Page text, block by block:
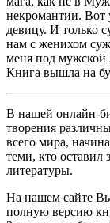
некромантии. Вот
девицу. И только
нам с женихом
меня под мужской
Книга вышла на
В нашей онлайн-
творения
всего мира,
теми, кто оставил
литературы.
На нашем сайте
полную версию